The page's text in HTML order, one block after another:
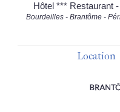
Hôtel *** Restaurant
Bourdeilles - Brantôme -
Location